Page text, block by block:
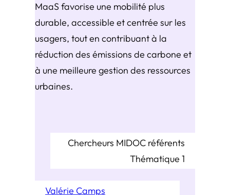
MaaS favorise une mobilité plus
durable, accessible et centrée sur les
usagers, tout en contribuant à la
réduction des émissions de carbone et
à une meilleure gestion des ressources
urbaines.
Chercheurs MIDOC référents
Thématique 1
Valérie Camps